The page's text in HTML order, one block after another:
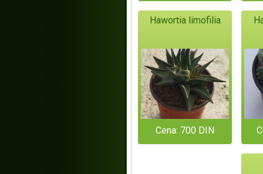
Hawortia limofilia
Cena: 700 DIN